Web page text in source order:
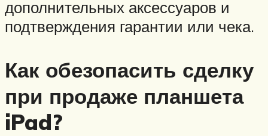
дополнительных аксессуаров и
подтверждения гарантии или чека.
Как обезопасить сделку
при продаже планшета
iPad?